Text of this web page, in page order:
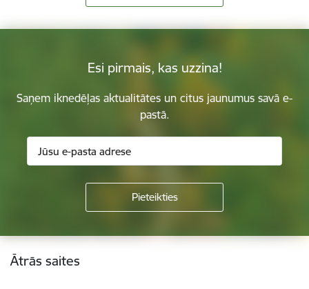
Esi pirmais, kas uzzina!
Saņem iknedēļas aktualitātes un citus jaunumus savā e-
pastā.
Kājene
Ātrās saites